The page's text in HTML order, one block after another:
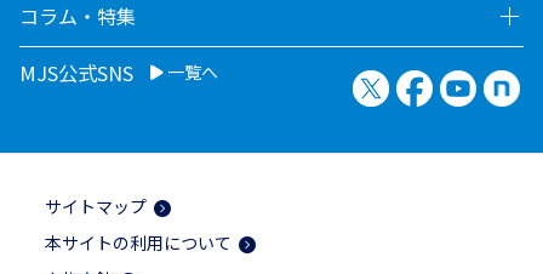
コラム・特集
MJS公式SNS
一覧へ X（旧Twitter）
Facebook
サイトマップ
本サイトの利用について